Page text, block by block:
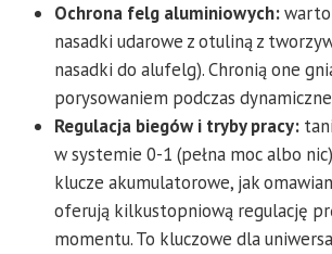
Ochrona felg aluminiowych:
nasadki udarowe z otuliną z
nasadki do alufelg). Chronią one
porysowaniem podczas
Regulacja biegów i tryby pracy:
w systemie 0-1 (pełna moc albo
klucze akumulatorowe, jak
oferują kilkustopniową regulację
momentu. To kluczowe dla